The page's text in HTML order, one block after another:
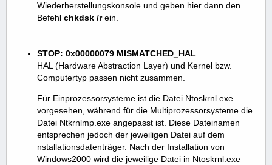
Wiederherstellungskonsole und geben hier dann den
Befehl chkdsk /rein.
STOP: 0x00000079 MISMATCHED_HAL
HAL (Hardware Abstraction Layer) und Kernel bzw.
Computertyp passen nicht zusammen.
Für Einprozessorsysteme ist die Datei Ntoskrnl.exe
vorgesehen, während für die Multiprozessorsysteme die
Datei Ntkrnlmp.exe angepasst ist. Diese Dateinamen
entsprechen jedoch der jeweiligen Datei auf dem
nstallationsdatenträger. Nach der Installation von
Windows2000 wird die jeweilige Datei in Ntoskrnl.exe